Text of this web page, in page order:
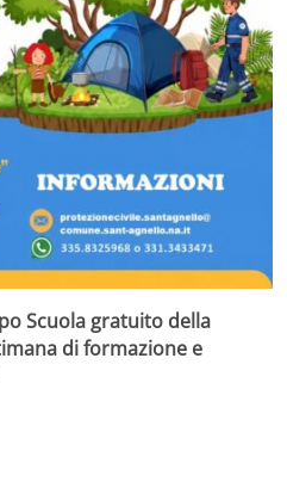
Scuola gratuito della
di formazione e